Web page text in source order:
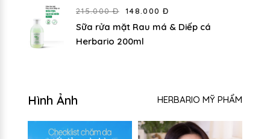
215.000 Đ 148.000 Đ
Sữa rửa mặt Rau má & Diếp cá
Herbario 200ml
Hình Ảnh HERBARIO MỸ PHẨM